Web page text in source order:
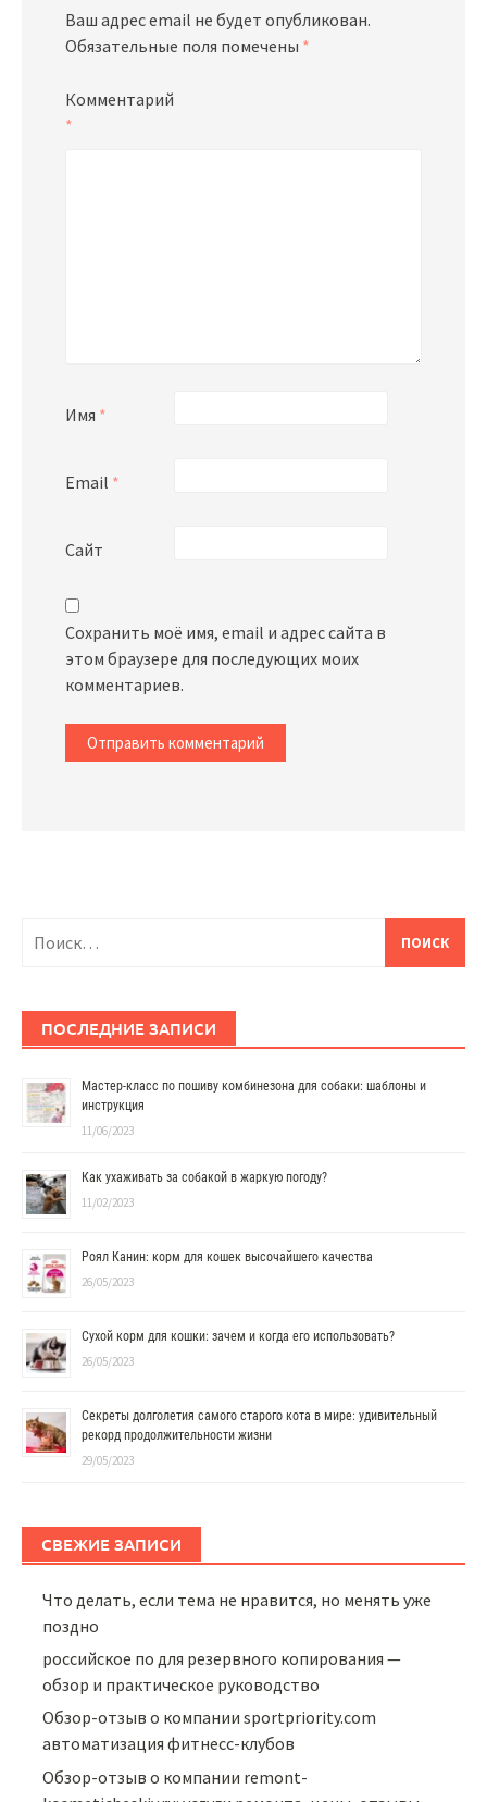
Ваш адрес email не будет опубликован.
Обязательные поля помечены *
Комментарий
*
Имя *
Email *
Сайт
Сохранить моё имя, email и адрес сайта в
этом браузере для последующих моих
комментариев.
ПОСЛЕДНИЕ ЗАПИСИ
Мастер-класс по пошиву комбинезона для собаки: шаблоны и
инструкция
11/06/2023
Как ухаживать за собакой в жаркую погоду?
11/02/2023
Роял Канин: корм для кошек высочайшего качества
26/05/2023
Сухой корм для кошки: зачем и когда его использовать?
26/05/2023
Секреты долголетия самого старого кота в мире: удивительный
рекорд продолжительности жизни
29/05/2023
СВЕЖИЕ ЗАПИСИ
Что делать, если тема не нравится, но менять уже
поздно
российское по для резервного копирования —
обзор и практическое руководство
Обзор-отзыв о компании sportpriority.com
автоматизация фитнесс-клубов
Обзор-отзыв о компании remont-